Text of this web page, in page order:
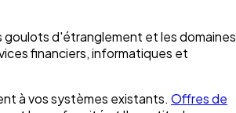
goulots d'étranglement et les domaines
financiers, informatiques et
à vos systèmes existants. Offres de